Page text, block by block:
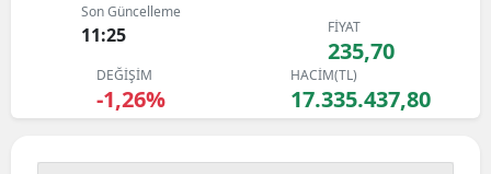
Son Güncelleme
11:25 FİYAT
235,70
DEĞİŞİM
-1,26%
HACİM(TL)
17.335.437,80